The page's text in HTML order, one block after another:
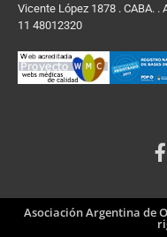
Vicente López 1878 . CABA. .
11 48012320
Asociación Argentina de